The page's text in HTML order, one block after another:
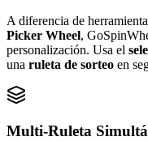
A diferencia de
Picker Wheel,
personalización. Usa el
una ruleta de sorteo en
Multi-Ruleta